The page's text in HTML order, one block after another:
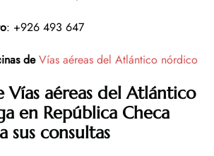
: +926 493 647
de Vías aéreas del Atlántico nórdico
Vías aéreas del Atlántico
en República Checa
sus consultas